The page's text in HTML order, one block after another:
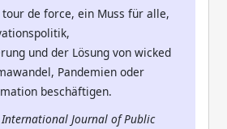
de force, ein Muss für alle,
und der Lösung von wicked
Pandemien oder
beschäftigen.
Journal of Public